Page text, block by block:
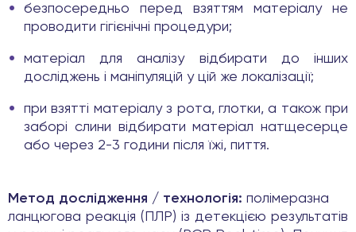
безпосередньо перед взяттям матеріалу не
проводити гігієнічні процедури;
матеріал для аналізу відбирати до інших
досліджень і маніпуляцій у цій же локалізації;
при взятті матеріалу з рота, глотки, а також при
заборі слини відбирати матеріал натщесерце
або через 2-3 години після їжі, пиття.
Метод дослідження / технологія: полімеразна
ланцюгова реакція (ПЛР) із детекцією результатів